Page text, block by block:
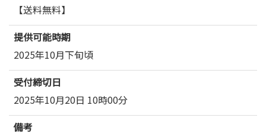
【送料無料】
提供可能時期
2025年10月下旬頃
受付締切日
2025年10月20日 10時00分
備考